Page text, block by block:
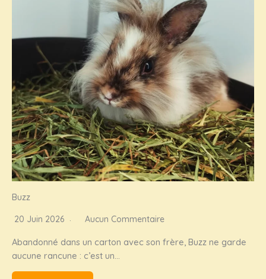
Buzz
20 Juin 2026 Aucun Commentaire
Abandonné dans un carton avec son frère, Buzz ne garde
aucune rancune : c’est un…